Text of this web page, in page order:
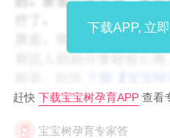
下载APP, 立
赶快 下载宝宝树孕育APP 查看
宝宝树孕育专家答